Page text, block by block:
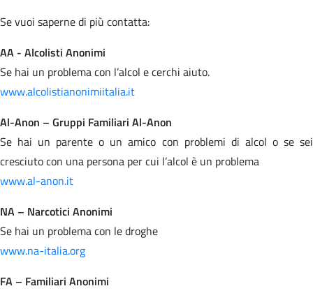
Se vuoi saperne di più contatta:
AA - Alcolisti Anonimi
Se hai un problema con l’alcol e cerchi aiuto.
www.alcolistianonimiitalia.it
Al-Anon – Gruppi Familiari Al-Anon
Se hai un parente o un amico con problemi di alcol o se sei
cresciuto con una persona per cui l’alcol è un problema
www.al-anon.it
NA – Narcotici Anonimi
Se hai un problema con le droghe
www.na-italia.org
FA – Familiari Anonimi